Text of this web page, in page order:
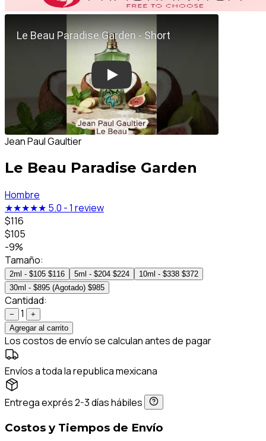
Reproducir Short
Jean Paul Gaultier
Le Beau Paradise Garden
Hombre
★★★★★ 5.0 -1 review
$116
$105
-9%
Tamaño:
2ml - $105 $116 5ml - $204 $224 10ml - $338 $372
30ml - $895 (Agotado) $985
Cantidad:
− 1
+
Agregar al carrito
Los costos de envío se calculan antes de pagar
Envíos a toda la republica mexicana
Entrega exprés 2-3 días hábiles
Costos y Tiempos de Envío